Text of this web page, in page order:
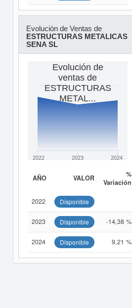
Evolución de Ventas de
ESTRUCTURAS METALICAS
SENA SL
Evolución de
ventas de
ESTRUCTURAS
METAL...
2022 2023 2024
AÑO VALOR
%
Variación
2022 Disponible
2023 Disponible -14,38 %
2024 Disponible 9,21 %